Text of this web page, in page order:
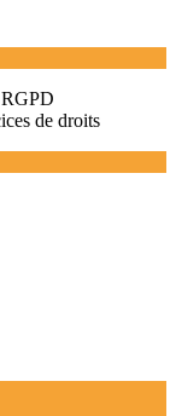
RGPD
de droits